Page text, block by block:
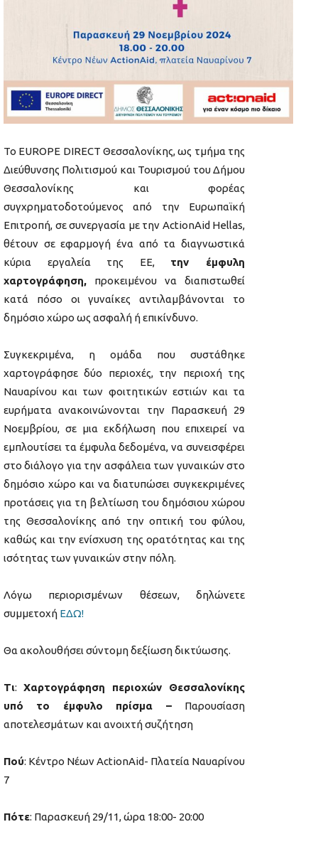
Το ΕUROPE DIRECT Θεσσαλονίκης, ως τμήμα της
Διεύθυνσης Πολιτισμού και Τουρισμού του Δήμου
Θεσσαλονίκης και φορέας
συγχρηματοδοτούμενος από την Ευρωπαϊκή
Επιτροπή, σε συνεργασία με την ActionAid Hellas,
θέτουν σε εφαρμογή ένα από τα διαγνωστικά
κύρια εργαλεία της ΕΕ, την έμφυλη
χαρτογράφηση, προκειμένου να διαπιστωθεί
κατά πόσο οι γυναίκες αντιλαμβάνονται το
δημόσιο χώρο ως ασφαλή ή επικίνδυνο.
Συγκεκριμένα, η ομάδα που συστάθηκε
χαρτογράφησε δύο περιοχές, την περιοχή της
Ναυαρίνου και των φοιτητικών εστιών και τα
ευρήματα ανακοινώνονται την Παρασκευή 29
Νοεμβρίου, σε μια εκδήλωση που επιχειρεί να
εμπλουτίσει τα έμφυλα δεδομένα, να συνεισφέρει
στο διάλογο για την ασφάλεια των γυναικών στο
δημόσιο χώρο και να διατυπώσει συγκεκριμένες
προτάσεις για τη βελτίωση του δημόσιου χώρου
της Θεσσαλονίκης από την οπτική του φύλου,
καθώς και την ενίσχυση της ορατότητας και της
ισότητας των γυναικών στην πόλη.
Λόγω περιορισμένων θέσεων, δηλώνετε
συμμετοχή ΕΔΩ!
Θα ακολουθήσει σύντομη δεξίωση δικτύωσης.
Τι: Χαρτογράφηση περιοχών Θεσσαλονίκης
υπό το έμφυλο πρίσμα – Παρουσίαση
αποτελεσμάτων και ανοιχτή συζήτηση
Πού: Κέντρο Νέων ActionAid- Πλατεία Ναυαρίνου
7
Πότε: Παρασκευή 29/11, ώρα 18:00- 20:00